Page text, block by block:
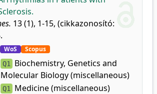
13 (1), 1-15, (cikkazonosító:
WoS Scopus
Q1 Biochemistry, Genetics and
Molecular Biology (miscellaneous)
Q1 Medicine (miscellaneous)